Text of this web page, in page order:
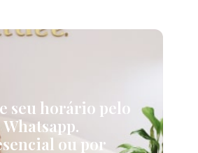
seu horário pelo
Whatsapp.
ou por